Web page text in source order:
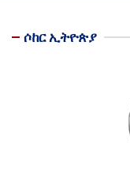
ሶከር ኢትዮጵያ